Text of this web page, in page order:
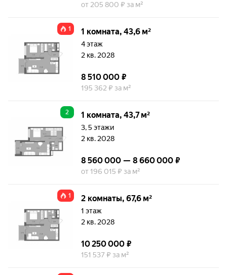
от 205 800 ₽ за м²
1 1 комната, 43,6 м²
4 этаж
2 кв. 2028
8 510 000 ₽
195 362 ₽ за м²
2 1 комната, 43,7 м²
3, 5 этажи
2 кв. 2028
8 560 000 — 8 660 000 ₽
от 196 015 ₽ за м²
1 2 комнаты, 67,6 м²
1 этаж
2 кв. 2028
10 250 000 ₽
151 537 ₽ за м²